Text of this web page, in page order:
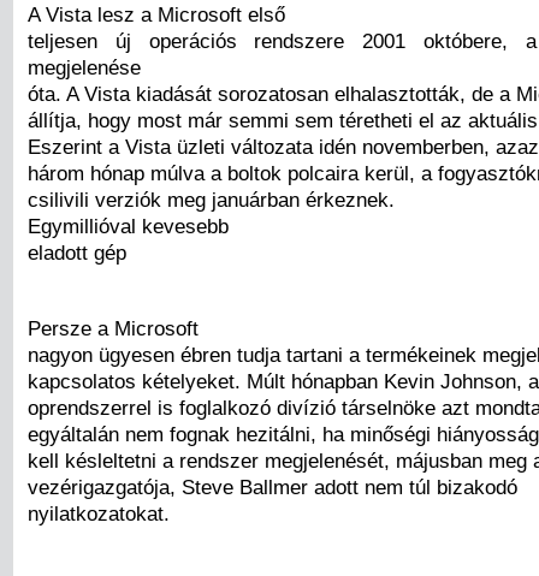
A Vista lesz a Microsoft első
teljesen új operációs rendszere 2001 októbere,
megjelenése
óta. A Vista kiadását sorozatosan elhalasztották, de a
állítja, hogy most már semmi sem téretheti el az
Eszerint a Vista üzleti változata idén novemberben,
három hónap múlva a boltok polcaira kerül, a
csilivili verziók meg januárban érkeznek.
Egymillióval kevesebb
eladott gép
Persze a Microsoft
nagyon ügyesen ébren tudja tartani a termékeinek
kapcsolatos kételyeket. Múlt hónapban Kevin Johnson,
oprendszerrel is foglalkozó divízió társelnöke azt
egyáltalán nem fognak hezitálni, ha minőségi
kell késleltetni a rendszer megjelenését, májusban meg
vezérigazgatója, Steve Ballmer adott nem túl bizakodó
nyilatkozatokat.